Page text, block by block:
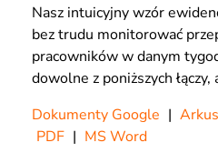
Nasz intuicyjny wzór
bez trudu monitorować
pracowników w danym
dowolne z poniższych łączy,
Dokumenty Google |
PDF | MS Word